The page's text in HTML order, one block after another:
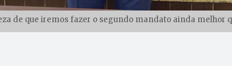
de que iremos fazer o segundo mandato ainda melhor